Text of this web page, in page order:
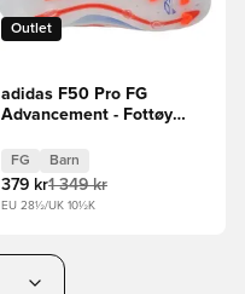
Outlet
adidas F50 Pro FG
Advancement - Fottøy
Barn
FG Barn
379 kr1 349 kr
EU 28½/UK 10½K